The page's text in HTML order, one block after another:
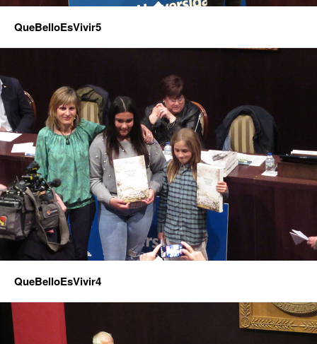
QueBelloEsVivir5
QueBelloEsVivir4